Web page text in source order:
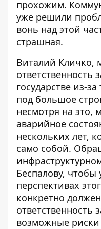
прохожим.
уже решили
вонь над этой
страшная.
Виталий Кличко,
ответственность
государстве из-
под большое
несмотря на это,
аварийное
нескольких лет,
само собой.
Беспалову, чтобы
перспективах
конкретно
ответственность
возможные риски